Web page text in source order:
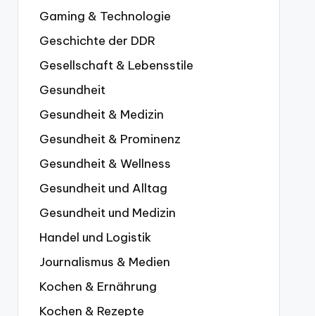
Gaming & Technologie
Geschichte der DDR
Gesellschaft & Lebensstile
Gesundheit
Gesundheit & Medizin
Gesundheit & Prominenz
Gesundheit & Wellness
Gesundheit und Alltag
Gesundheit und Medizin
Handel und Logistik
Journalismus & Medien
Kochen & Ernährung
Kochen & Rezepte